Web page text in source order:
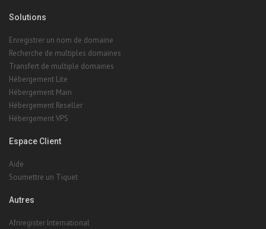
Solutions
Enregistrer un nom de domaine
Recherche de multiples domaines
Transfert de multiple domaines
Hébergement Lite
Hébergement Main
Hébergement Reseller
Hébergement VPS
Espace Client
Aide
Soumettre un Tiquet
Autres
Afriregister International